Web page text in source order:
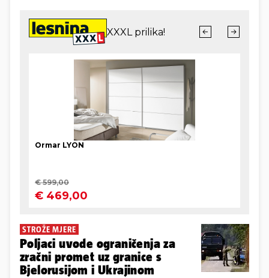
STROŽE MJERE
Poljaci uvode ograničenja za
zračni promet uz granice s
Bjelorusijom i Ukrajinom